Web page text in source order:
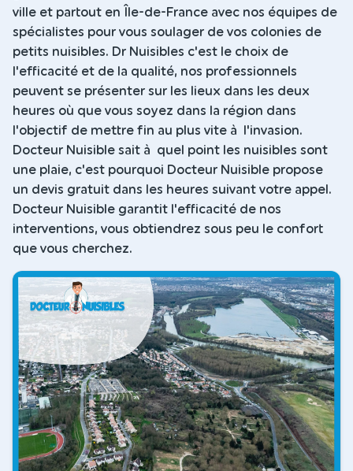
ville et partout en Île-de-France avec nos équipes de
spécialistes pour vous soulager de vos colonies de
petits nuisibles. Dr Nuisibles c'est le choix de
l'efficacité et de la qualité, nos professionnels
peuvent se présenter sur les lieux dans les deux
heures où que vous soyez dans la région dans
l'objectif de mettre fin au plus vite à l'invasion.
Docteur Nuisible sait à quel point les nuisibles sont
une plaie, c'est pourquoi Docteur Nuisible propose
un devis gratuit dans les heures suivant votre appel.
Docteur Nuisible garantit l'efficacité de nos
interventions, vous obtiendrez sous peu le confort
que vous cherchez.